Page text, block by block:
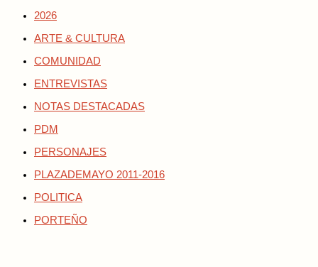
2026
ARTE & CULTURA
COMUNIDAD
ENTREVISTAS
NOTAS DESTACADAS
PDM
PERSONAJES
PLAZADEMAYO 2011-2016
POLITICA
PORTEÑO